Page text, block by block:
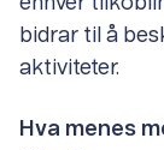
bidrar til å
aktiviteter.
Hva menes